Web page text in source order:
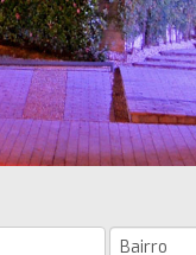
Bairro